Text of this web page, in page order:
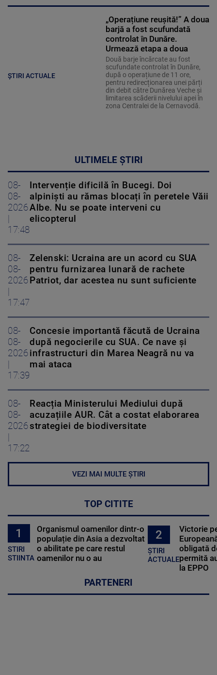
ȘTIRI ACTUALE
„Operațiune reușită!” A doua
barjă a fost scufundată
controlat în Dunăre.
Urmează etapa a doua
Două barje încărcate au fost
scufundate controlat în Dunăre,
după o operațiune de 11 ore,
pentru redirecționarea unei părți
din debit către Dunărea Veche și
limitarea scăderii nivelului apei în
zona Centralei de la Cernavodă.
ULTIMELE ȘTIRI
08-
08-
2026
17:48
Intervenție dificilă în Bucegi. Doi
alpiniști au rămas blocați în peretele Văii
Albe. Nu se poate interveni cu
elicopterul
08-
08-
2026
17:47
Zelenski: Ucraina are un acord cu SUA
pentru furnizarea lunară de rachete
Patriot, dar acestea nu sunt suficiente
08-
08-
2026
17:39
Concesie importantă făcută de Ucraina
după negocierile cu SUA. Ce nave şi
infrastructuri din Marea Neagră nu va
mai ataca
08-
08-
2026
17:22
Reacția Ministerului Mediului după
acuzațiile AUR. Cât a costat elaborarea
strategiei de biodiversitate
VEZI MAI MULTE ȘTIRI
TOP CITITE
1
STIRI
STIINTA
Organismul oamenilor dintr-o
populație din Asia a dezvoltat
o abilitate pe care restul
oamenilor nu o au
2
ȘTIRI
ACTUALE
Victorie
obligată
permită
la EPPO
PARTENERI